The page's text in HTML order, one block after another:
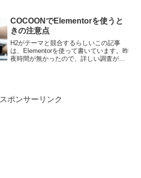
のテスト環境が必要でした。それで閃い
たのが、...
COCOONでElementorを使うと
きの注意点
H2がテーマと競合するらしいこの記事
は、Elementorを使って書いています。昨
夜時間が無かったので、詳しい調査がで
スポンサーリンク